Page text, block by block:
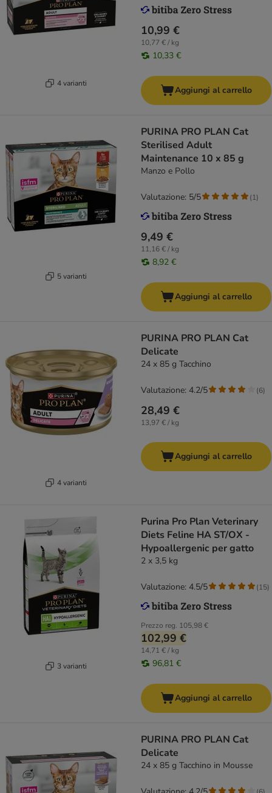
4 varianti
10,99 €
10,77 € / kg
10,33 €
Aggiungi al carrello
5 varianti
PURINA PRO PLAN Cat
Sterilised Adult
Maintenance 10 x 85 g
Manzo e Pollo
9,49 €
11,16 € / kg
8,92 €
Valutazione: 5/5 (1)
Aggiungi al carrello
4 varianti
PURINA PRO PLAN Cat
Delicate
24 x 85 g Tacchino
28,49 €
13,97 € / kg
Valutazione: 4.2/5 (6)
Aggiungi al carrello
3 varianti
Purina Pro Plan Veterinary
Diets Feline HA ST/OX -
Hypoallergenic per gatto
2 x 3,5 kg
Prezzo reg. 105,98 €
102,99 €
14,71 € / kg
96,81 €
Valutazione: 4.5/5 (15)
Aggiungi al carrello
PURINA PRO PLAN Cat
Delicate
24 x 85 g Tacchino in Mousse